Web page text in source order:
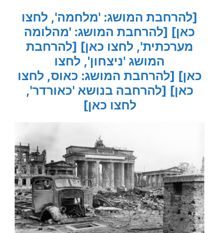
[להרחבת המושג: 'מלחמה', לחצו
כאן] [להרחבת המושג: 'מהלומה
מערכתית', לחצו כאן] [להרחבת
המושג 'ניצחון', לחצו
כאן] [להרחבת המושג: כאוס, לחצו
כאן] [להרחבה בנושא 'כאורדר',
לחצו כאן]